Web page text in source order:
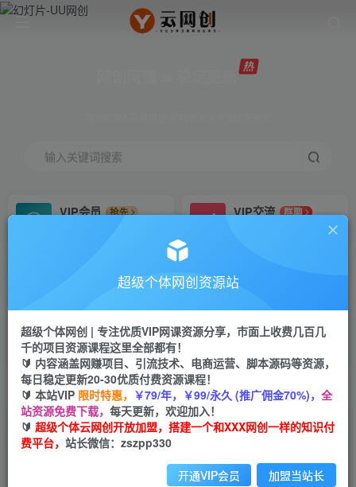
输入关键词搜索
VIP会员
抢先
VIP交流
群聊
研究探讨更多创业项目路子。
会员专属推广链接
招募站长
挂机
项目
脚本卡密
APP下载
GO
首页 创业课程 会员免费 正文
于老师电商带货实操，抖音电商橱窗达人好物推
荐，短视频带货实操小店随心推（80节完整）
关注 私信
超级个体网创资源站
超级个体网创 | 专注优质VIP网课资源分享，市面上收费几百几
千的项目资源课程这里全部都有！
🔰 内容涵盖网赚项目、引流技术、电商运营、脚本源码等资源，
每日稳定更新20-30优质付费资源课程！
🔰 本站VIP 限时特惠， ￥79/年，￥99/永久 (推广佣金70%)， 全
站资源免费下载， 每天更新，欢迎加入！
🔰 超级个体云网创开放加盟，搭建一个和XXX网创一样的知识付
费平台， 站长微信：zszpp330
开通VIP会员 加盟当站长